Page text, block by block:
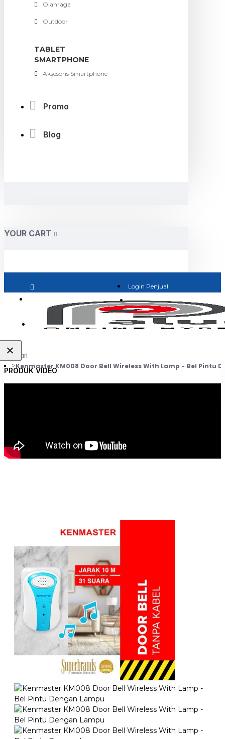
Olahraga
Outdoor
TABLET
SMARTPHONE
Aksesoris Smartphone
Promo
Blog
YOUR CART
Login Penjual
Jadi Penjual
Daftar belanja Anda kosong!
cari
Kenmaster KM008 Door Bell Wireless With Lamp - Bel Pintu
×
PRODUK VIDEO